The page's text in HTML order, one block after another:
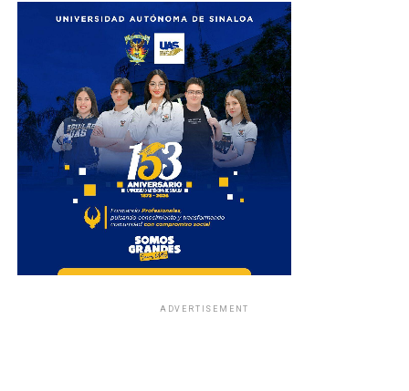
ADVERTISEMENT